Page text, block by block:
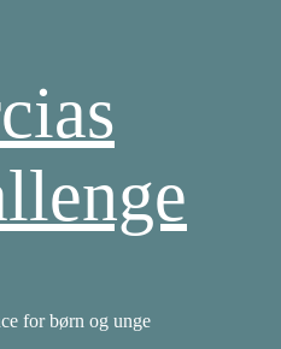
for børn og unge